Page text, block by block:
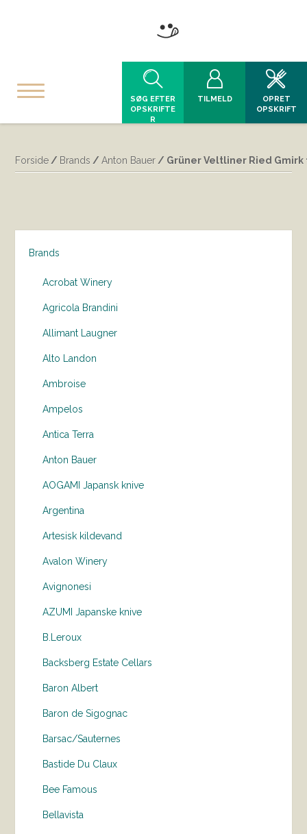
SØG EFTER
OPSKRIFTE
R
TILMELD
OPRET
OPSKRIFT
Forside / Brands /Anton Bauer / Grüner Veltliner Ried Gmirk
Brands
Acrobat Winery
Agricola Brandini
Allimant Laugner
Alto Landon
Ambroise
Ampelos
Antica Terra
Anton Bauer
AOGAMI Japansk knive
Argentina
Artesisk kildevand
Avalon Winery
Avignonesi
AZUMI Japanske knive
B.Leroux
Backsberg Estate Cellars
Baron Albert
Baron de Sigognac
Barsac/Sauternes
Bastide Du Claux
Bee Famous
Bellavista